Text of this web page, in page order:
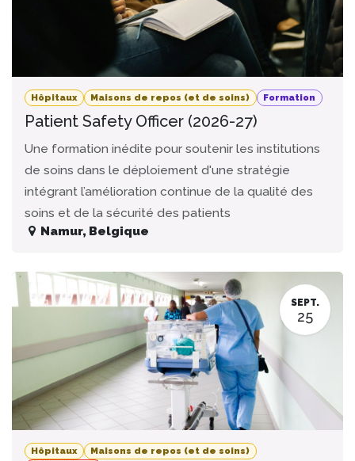
Hôpitaux Maisons de repos (et de soins) Formation
Patient Safety Officer (2026-27)
Une formation inédite pour soutenir les institutions
de soins dans le déploiement d'une stratégie
intégrant l’amélioration continue de la qualité des
soins et de la sécurité des patients
Namur, Belgique
SEPT.
25
Hôpitaux
Maisons de repos (et de soins)